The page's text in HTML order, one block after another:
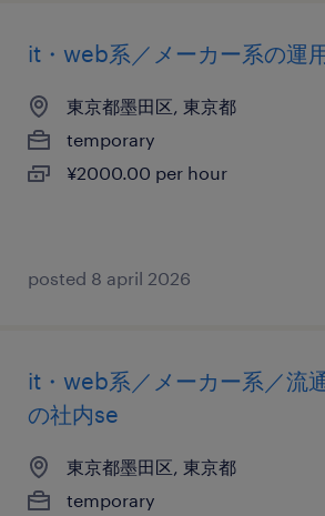
it・web系／メーカー系の運
東京都墨田区, 東京都
temporary
¥2000.00 per hour
posted 8 april 2026
it・web系／メーカー系／流
の社内se
東京都墨田区, 東京都
temporary